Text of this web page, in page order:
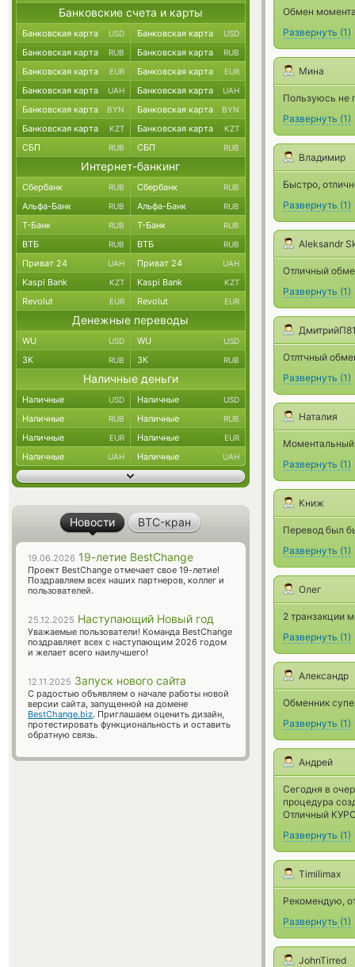
Обмен
Развернуть (1)
Мина
Пользуюсь не
Развернуть (1)
Владимир
Быстро,
Развернуть (1)
Aleksandr
Отличный
Развернуть (1)
Отлтчный
Развернуть (1)
Наталия
Развернуть (1)
Книж
Перевод был
Развернуть (1)
Олег
2 транзакции
Развернуть (1)
Александр
Обменник
Развернуть (1)
Андрей
Сегодня в
процедура
Отличный
Развернуть (1)
Timilimax
Рекомендую,
Развернуть (1)
JohnTirred
Банковские счета и карты
Банковская карта USD Банковская карта USD
Банковская карта RUB Банковская карта RUB
Банковская карта EUR Банковская карта EUR
Банковская карта UAH Банковская карта UAH
Банковская карта BYN Банковская карта BYN
Банковская карта KZT Банковская карта KZT
СБП RUB СБП RUB
Интернет-банкинг
Сбербанк RUB Сбербанк RUB
Альфа-Банк RUB Альфа-Банк RUB
Т-Банк RUB Т-Банк RUB
ВТБ RUB ВТБ RUB
Приват 24 UAH Приват 24 UAH
Kaspi Bank KZT Kaspi Bank KZT
Revolut EUR Revolut EUR
Денежные переводы
WU USD WU USD
ЗК RUB ЗК RUB
Наличные деньги
Наличные USD Наличные USD
Наличные RUB Наличные RUB
Наличные EUR Наличные EUR
Наличные UAH Наличные UAH
Новости BTC-кран
19.06.2026 19-летие BestChange
Проект BestChange отмечает свое 19-летие!
Поздравляем всех наших партнеров, коллег и
пользователей.
25.12.2025 Наступающий Новый год
Уважаемые пользователи! Команда BestChange
поздравляет всех с наступающим 2026 годом
и желает всего наилучшего!
12.11.2025 Запуск нового сайта
С радостью объявляем о начале работы новой
версии сайта, запущенной на домене
BestChange.biz. Приглашаем оценить дизайн,
протестировать функциональность и оставить
обратную связь.